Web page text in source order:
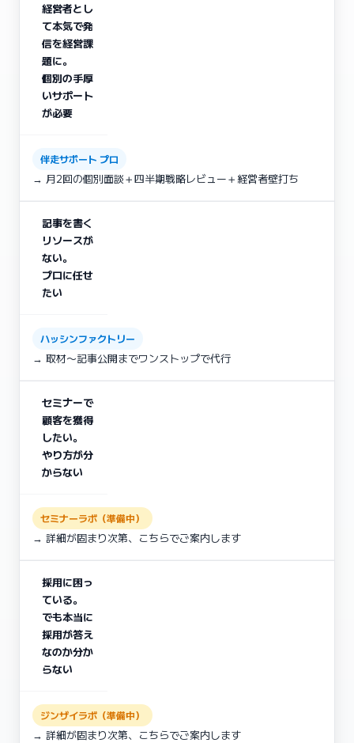
経営者とし
て本気で発
信を経営課
題に。
個別の手厚
いサポート
が必要
伴走サポート プロ
→ 月2回の個別面談＋四半期戦略レビュー＋経営者壁打ち
記事を書く
リソースが
ない。
プロに任せ
たい
ハッシンファクトリー
→ 取材〜記事公開までワンストップで代行
セミナーで
顧客を獲得
したい。
やり方が分
からない
セミナーラボ（準備中）
→ 詳細が固まり次第、こちらでご案内します
採用に困っ
ている。
でも本当に
採用が答え
なのか分か
らない
ジンザイラボ（準備中）
→ 詳細が固まり次第、こちらでご案内します